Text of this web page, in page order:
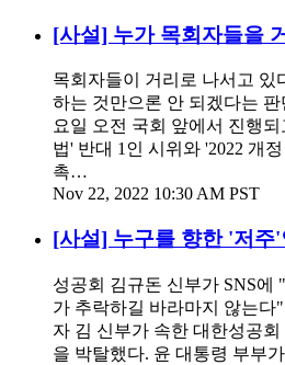
[사설] 누가 목회자들을
목회자들이 거리로 나서고 있
하는 것만으론 안 되겠다는
요일 오전 국회 앞에서 진행
법' 반대 1인 시위와 '2022 개
촉…
Nov 22, 2022 10:30 AM PST
[사설] 누구를 향한 '저주'
성공회 김규돈 신부가 SNS에
가 추락하길 바라마지 않는다
자 김 신부가 속한 대한성공
을 박탈했다. 윤 대통령 부부